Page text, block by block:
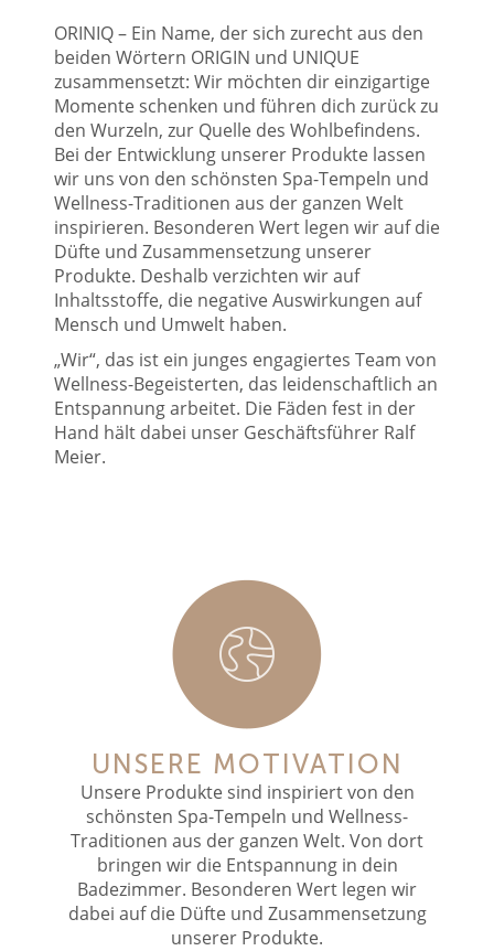
ORINIQ – Ein Name, der sich zurecht aus den
beiden Wörtern ORIGIN und UNIQUE
zusammensetzt: Wir möchten dir einzigartige
Momente schenken und führen dich zurück zu
den Wurzeln, zur Quelle des Wohlbefindens.
Bei der Entwicklung unserer Produkte lassen
wir uns von den schönsten Spa-Tempeln und
Wellness-Traditionen aus der ganzen Welt
inspirieren. Besonderen Wert legen wir auf die
Düfte und Zusammensetzung unserer
Produkte. Deshalb verzichten wir auf
Inhaltsstoffe, die negative Auswirkungen auf
Mensch und Umwelt haben.
„Wir“, das ist ein junges engagiertes Team von
Wellness-Begeisterten, das leidenschaftlich an
Entspannung arbeitet. Die Fäden fest in der
Hand hält dabei unser Geschäftsführer Ralf
Meier.
UNSERE MOTIVATION
Unsere Produkte sind inspiriert von den
schönsten Spa-Tempeln und Wellness-
Traditionen aus der ganzen Welt. Von dort
bringen wir die Entspannung in dein
Badezimmer. Besonderen Wert legen wir
dabei auf die Düfte und Zusammensetzung
unserer Produkte.